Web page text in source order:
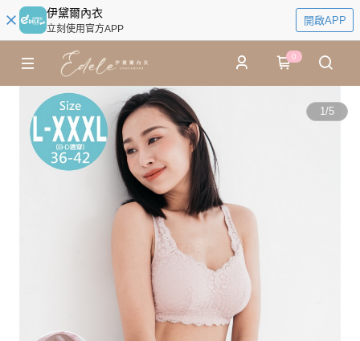
伊黛爾內衣
立刻使用官方APP
開啟APP
0
1/5